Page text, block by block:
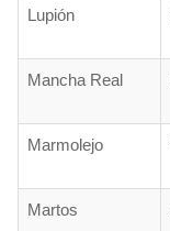
Lupión
Mancha Real
Marmolejo
Martos